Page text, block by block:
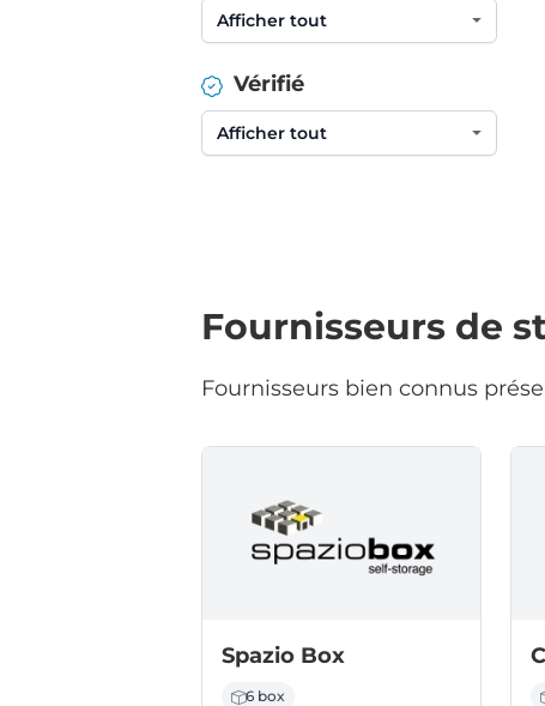
Vérifié
Fournisseurs de
Fournisseurs bien connus
Spazio Box
6 box